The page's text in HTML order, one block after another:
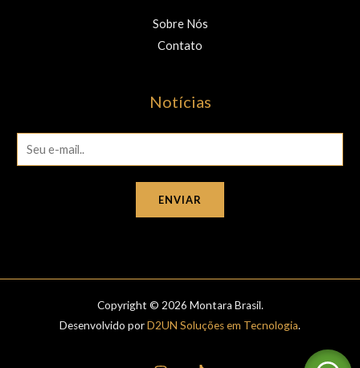
Sobre Nós
Contato
Notícias
m
ENVIAR
Copyright © 2026 Montara Brasil.
Desenvolvido porD2UN Soluções em Tecnologia.